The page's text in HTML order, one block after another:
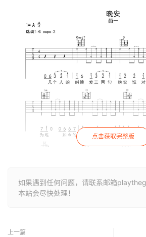
点击获取完整版
如果遇到任何问题，请联系邮箱
本站会尽快处理！
上一篇